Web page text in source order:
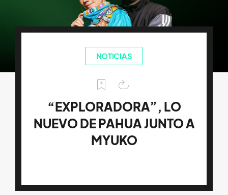
NOTICIAS
“EXPLORADORA”, LO
NUEVO DE PAHUA JUNTO A
MYUKO